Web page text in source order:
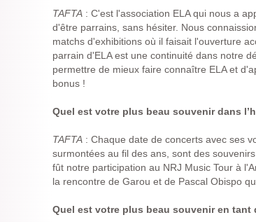
TAFTA: C'est l'association ELA qui nous a
d'être parrains, sans hésiter. Nous
matchs d'exhibitions où il faisait l'ouverture
parrain d'ELA est une continuité dans notre
permettre de mieux faire connaître ELA et
bonus !
Quel est votre plus beau souvenir dans
TAFTA: Chaque date de concerts avec ses
surmontées au fil des ans, sont des
fût notre participation au NRJ Music Tour à
la rencontre de Garou et de Pascal Obispo
Quel est votre plus beau souvenir en tant